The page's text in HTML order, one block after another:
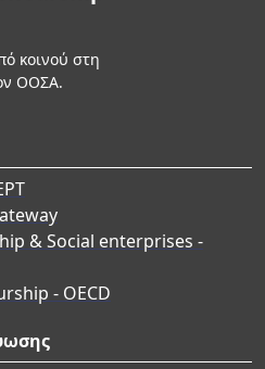
κοινού στη
ΟΟΣΑ.
& Social enterprises -
- OECD